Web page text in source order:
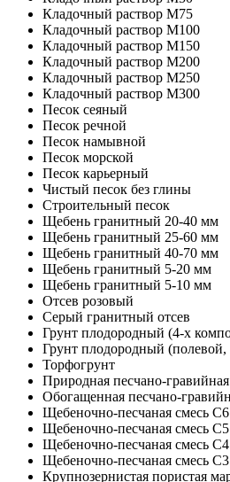
Кладочный раствор М75
Кладочный раствор М100
Кладочный раствор M150
Кладочный раствор M200
Кладочный раствор M250
Кладочный раствор M300
Песок сеяный
Песок речной
Песок намывной
Песок морской
Песок карьерный
Чистый песок без глины
Строительный песок
Щебень гранитный 20-40 мм
Щебень гранитный 25-60 мм
Щебень гранитный 40-70 мм
Щебень гранитный 5-20 мм
Щебень гранитный 5-10 мм
Отсев розовый
Серый гранитный отсев
Грунт плодородный (4-х
Грунт плодородный
Торфогрунт
Природная песчано-
Обогащенная песчано-
Щебеночно-песчаная смесь
Щебеночно-песчаная смесь
Щебеночно-песчаная смесь
Щебеночно-песчаная смесь
Крупнозернистая пористая